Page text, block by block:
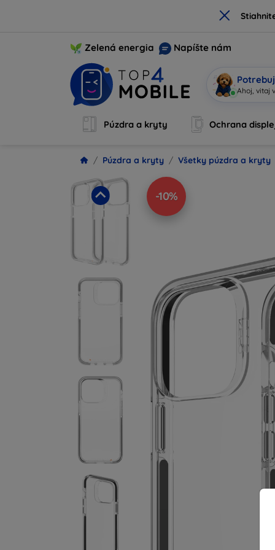
×
Zelená energia Napíšte nám
|
Púzdra a kryty Ochrana
Púzdra a kryty Všetky púzdra a kryty
-10%